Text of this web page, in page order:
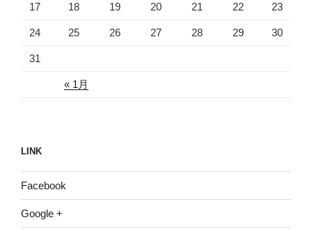
« 1月
17 18 19 20 21 22 23
24 25 26 27 28 29 30
31
LINK
Facebook
Google +